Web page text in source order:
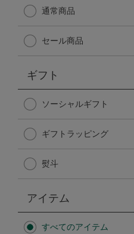
Afternoon Tea TEAROOM
Afternoon Tea TEAROOM
日傘
保冷バッグ
通常商品
セール商品
ギフト
ソーシャルギフト
ギフトラッピング
熨斗
アイテム
すべてのアイテム